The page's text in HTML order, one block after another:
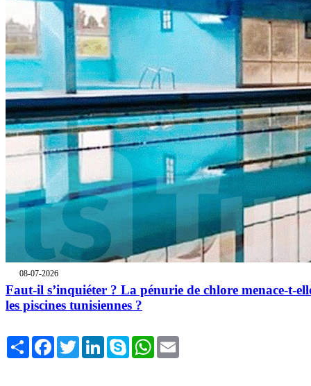
08-07-2026
Faut-il s’inquiéter ? La pénurie de chlore menace-t-
les piscines tunisiennes ?
Share FacebookTwitterLinkedInSkype WhatsApp